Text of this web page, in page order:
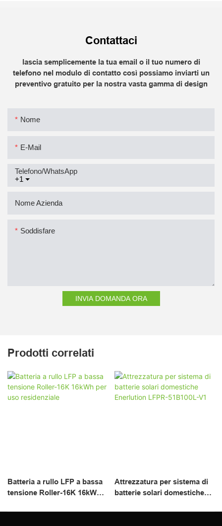
Contattaci
lascia semplicemente la tua email o il tuo numero di
telefono nel modulo di contatto così possiamo inviarti un
preventivo gratuito per la nostra vasta gamma di design
Nome
E-Mail
+1
Telefono/WhatsApp
Nome Azienda
Soddisfare
INVIA DOMANDA ORA
Prodotti correlati
Batteria a rullo LFP a bassa
tensione Roller-16K 16kWh
Attrezzatura per sistema di
batterie solari domestiche
V1